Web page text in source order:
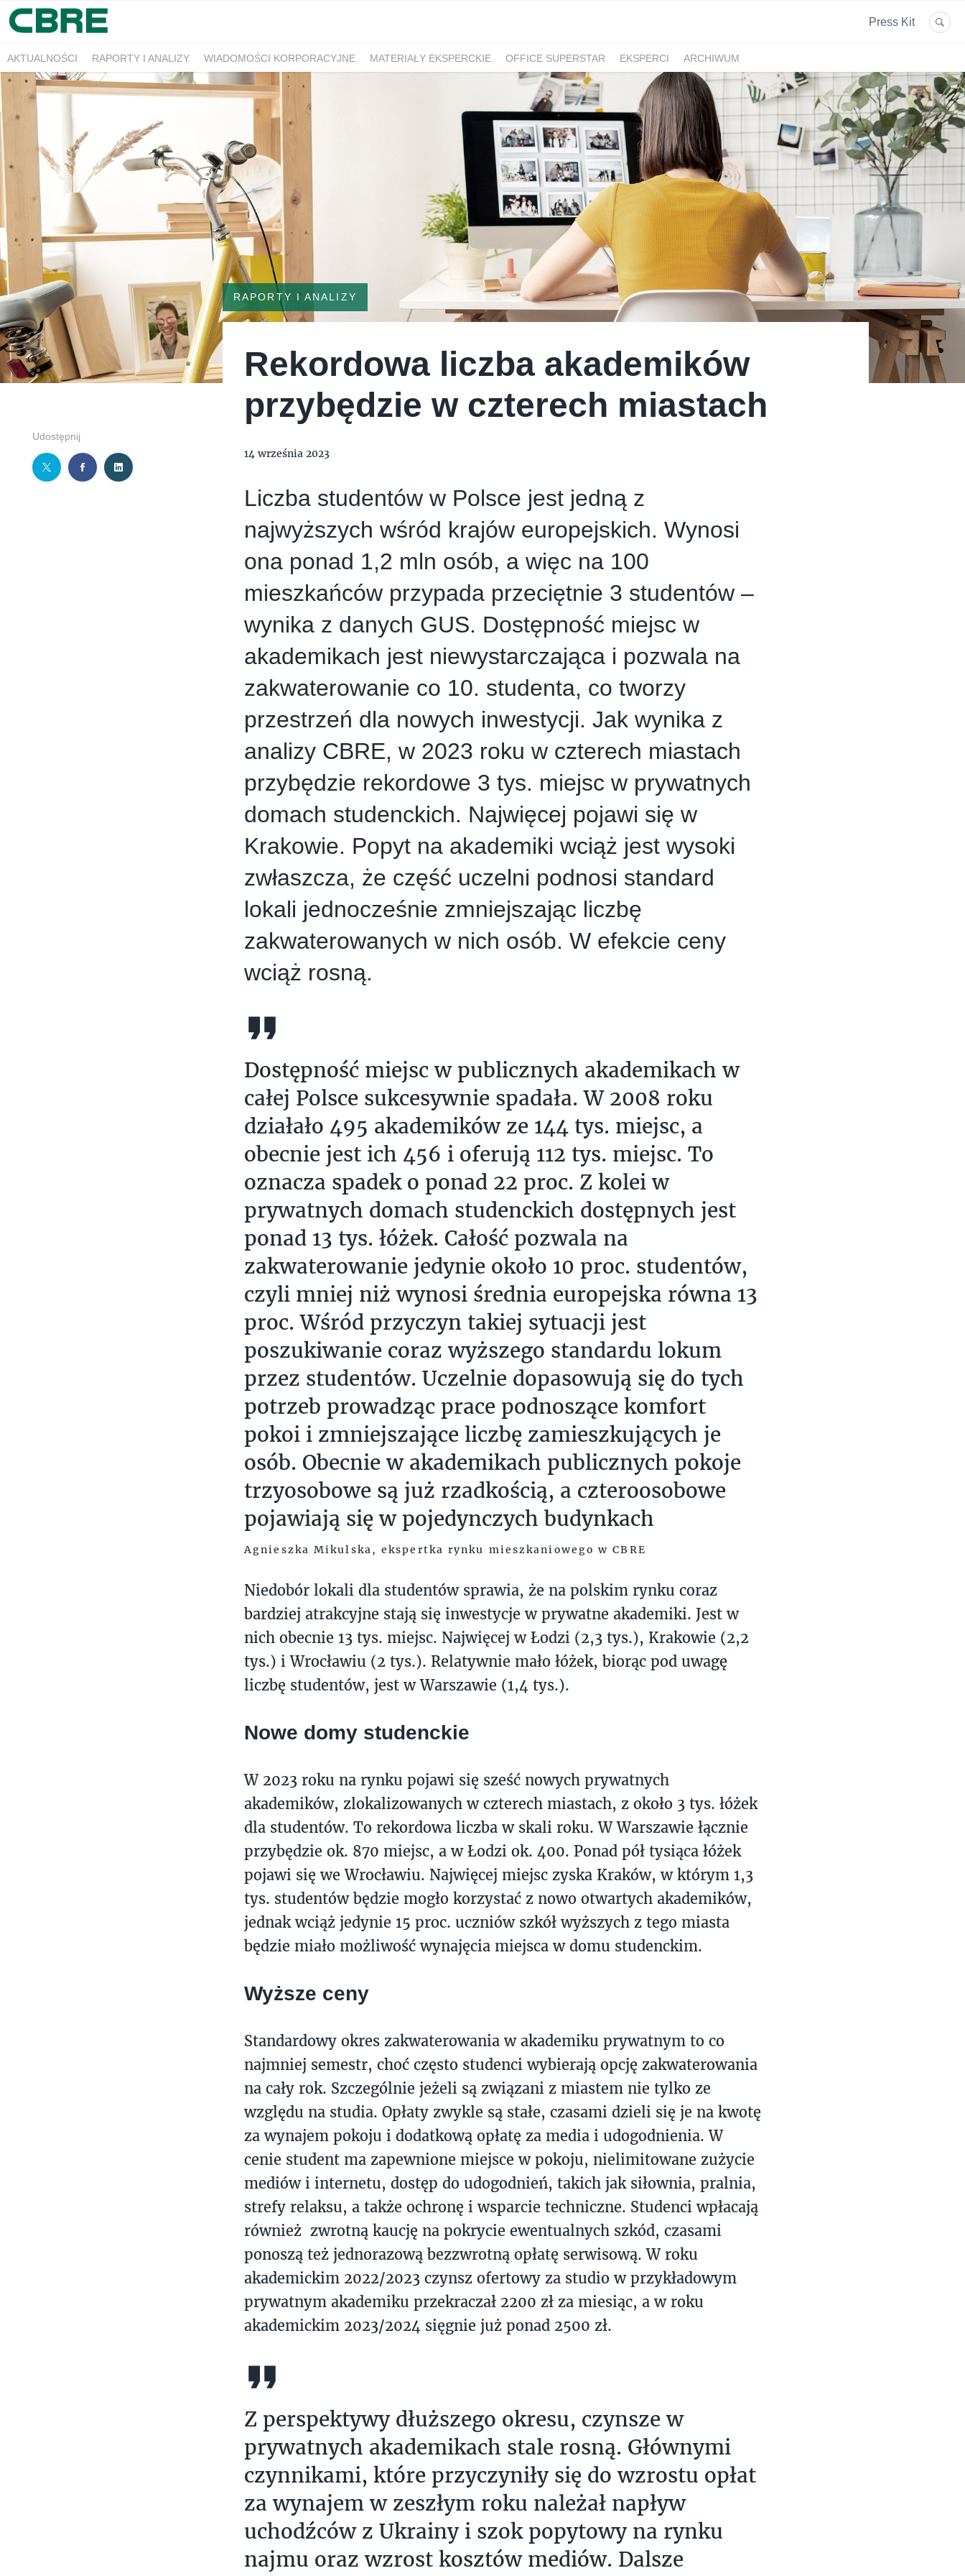
Press Kit
AKTUALNOŚCI RAPORTY I ANALIZY WIADOMOŚCI KORPORACYJNE MATERIAŁY EKSPERCKIE OFFICE SUPERSTAR EKSPERCI ARCHIWUM
Udostępnij
RAPORTY I ANALIZY
Rekordowa liczba akademików
przybędzie w czterech miastach
14 września 2023
Liczba studentów w Polsce jest jedną z
najwyższych wśród krajów europejskich. Wynosi
ona ponad 1,2 mln osób, a więc na 100
mieszkańców przypada przeciętnie 3 studentów –
wynika z danych GUS. Dostępność miejsc w
akademikach jest niewystarczająca i pozwala na
zakwaterowanie co 10. studenta, co tworzy
przestrzeń dla nowych inwestycji. Jak wynika z
analizy CBRE, w 2023 roku w czterech miastach
przybędzie rekordowe 3 tys. miejsc w prywatnych
domach studenckich. Najwięcej pojawi się w
Krakowie. Popyt na akademiki wciąż jest wysoki
zwłaszcza, że część uczelni podnosi standard
lokali jednocześnie zmniejszając liczbę
zakwaterowanych w nich osób. W efekcie ceny
wciąż rosną.
Dostępność miejsc w publicznych akademikach w
całej Polsce sukcesywnie spadała. W 2008 roku
działało 495 akademików ze 144 tys. miejsc, a
obecnie jest ich 456 i oferują 112 tys. miejsc. To
oznacza spadek o ponad 22 proc. Z kolei w
prywatnych domach studenckich dostępnych jest
ponad 13 tys. łóżek. Całość pozwala na
zakwaterowanie jedynie około 10 proc. studentów,
czyli mniej niż wynosi średnia europejska równa 13
proc. Wśród przyczyn takiej sytuacji jest
poszukiwanie coraz wyższego standardu lokum
przez studentów. Uczelnie dopasowują się do tych
potrzeb prowadząc prace podnoszące komfort
pokoi i zmniejszające liczbę zamieszkujących je
osób. Obecnie w akademikach publicznych pokoje
trzyosobowe są już rzadkością, a czteroosobowe
pojawiają się w pojedynczych budynkach
Agnieszka Mikulska, ekspertka rynku mieszkaniowego w CBRE
Niedobór lokali dla studentów sprawia, że na polskim rynku coraz
bardziej atrakcyjne stają się inwestycje w prywatne akademiki. Jest w
nich obecnie 13 tys. miejsc. Najwięcej w Łodzi (2,3 tys.), Krakowie (2,2
tys.) i Wrocławiu (2 tys.). Relatywnie mało łóżek, biorąc pod uwagę
liczbę studentów, jest w Warszawie (1,4 tys.).
Nowe domy studenckie
W 2023 roku na rynku pojawi się sześć nowych prywatnych
akademików, zlokalizowanych w czterech miastach, z około 3 tys. łóżek
dla studentów. To rekordowa liczba w skali roku. W Warszawie łącznie
przybędzie ok. 870 miejsc, a w Łodzi ok. 400. Ponad pół tysiąca łóżek
pojawi się we Wrocławiu. Najwięcej miejsc zyska Kraków, w którym 1,3
tys. studentów będzie mogło korzystać z nowo otwartych akademików,
jednak wciąż jedynie 15 proc. uczniów szkół wyższych z tego miasta
będzie miało możliwość wynajęcia miejsca w domu studenckim.
Wyższe ceny
Standardowy okres zakwaterowania w akademiku prywatnym to co
najmniej semestr, choć często studenci wybierają opcję zakwaterowania
na cały rok. Szczególnie jeżeli są związani z miastem nie tylko ze
względu na studia. Opłaty zwykle są stałe, czasami dzieli się je na kwotę
za wynajem pokoju i dodatkową opłatę za media i udogodnienia. W
cenie student ma zapewnione miejsce w pokoju, nielimitowane zużycie
mediów i internetu, dostęp do udogodnień, takich jak siłownia, pralnia,
strefy relaksu, a także ochronę i wsparcie techniczne. Studenci wpłacają
również zwrotną kaucję na pokrycie ewentualnych szkód, czasami
ponoszą też jednorazową bezzwrotną opłatę serwisową. W roku
akademickim 2022/2023 czynsz ofertowy za studio w przykładowym
prywatnym akademiku przekraczał 2200 zł za miesiąc, a w roku
akademickim 2023/2024 sięgnie już ponad 2500 zł.
Z perspektywy dłuższego okresu, czynsze w
prywatnych akademikach stale rosną. Głównymi
czynnikami, które przyczyniły się do wzrostu opłat
za wynajem w zeszłym roku należał napływ
uchodźców z Ukrainy i szok popytowy na rynku
najmu oraz wzrost kosztów mediów. Dalsze